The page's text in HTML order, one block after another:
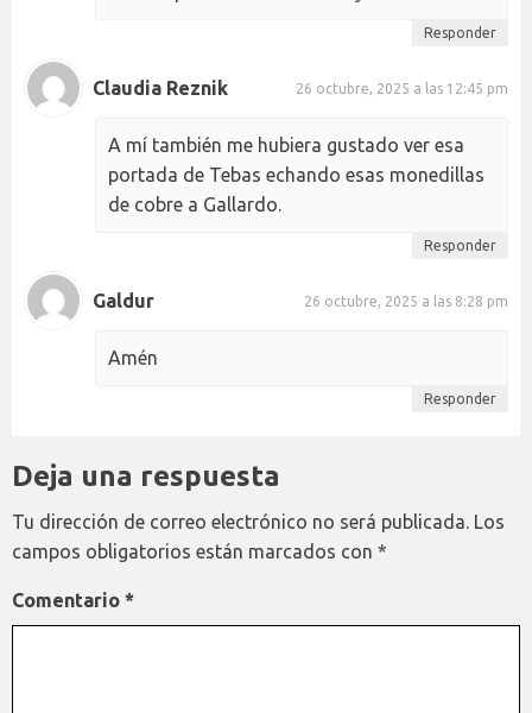
Responder
Claudia Reznik 26 octubre, 2025 a las 12:45 pm
A mí también me hubiera gustado ver esa
portada de Tebas echando esas monedillas
de cobre a Gallardo.
Responder
Galdur 26 octubre, 2025 a las 8:28 pm
Amén
Responder
Deja una respuesta
Tu dirección de correo electrónico no será publicada. Los
campos obligatorios están marcados con *
Comentario *